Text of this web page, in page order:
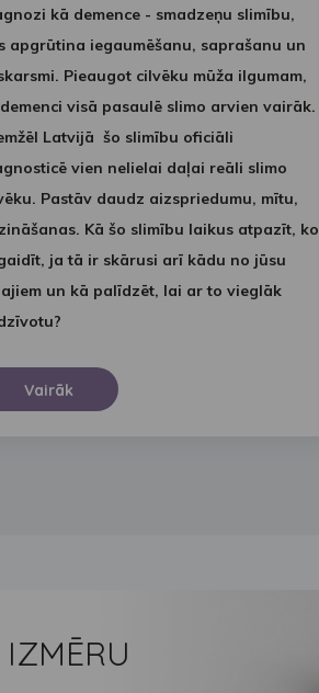
kā demence - smadzeņu slimību,
apgrūtina iegaumēšanu, saprašanu un
Pieaugot cilvēku mūža ilgumam,
visā pasaulē slimo arvien vairāk.
Latvijā šo slimību oficiāli
vien nelielai daļai reāli slimo
Pastāv daudz aizspriedumu, mītu,
Kā šo slimību laikus atpazīt, ko
ja tā ir skārusi arī kādu no jūsu
un kā palīdzēt, lai ar to vieglāk
Vairāk